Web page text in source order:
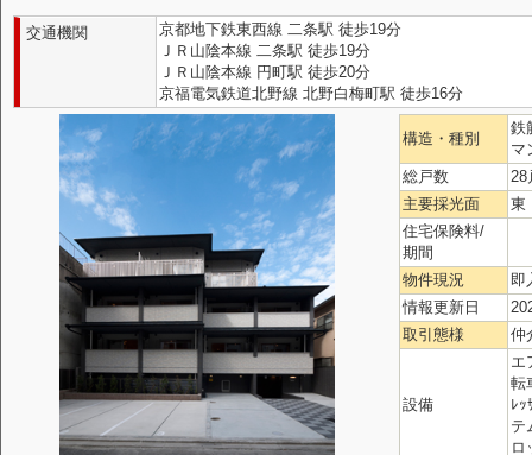
交通機関
京都地下鉄東西線 二条駅 徒歩19分
ＪＲ山陰本線 二条駅 徒歩19分
ＪＲ山陰本線 円町駅 徒歩20分
京福電気鉄道北野線 北野白梅町駅 徒歩16分
構造・種別
鉄
マ
総戸数
28
主要採光面
東
住宅保険料/
期間
物件現況
即
情報更新日
取引態様
仲
設備
エ
転
ﾚｯ
テ
ロ